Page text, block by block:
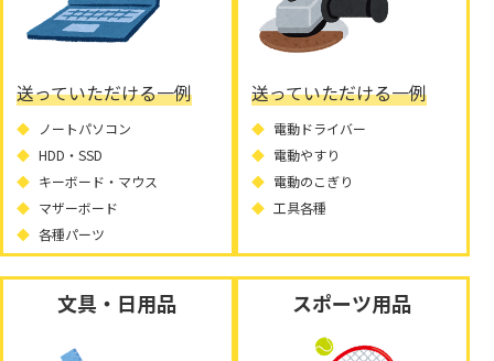
送っていただける一例
ノートパソコン
HDD・SSD
キーボード・マウス
マザーボード
各種パーツ
送っていただける一例
電動ドライバー
電動やすり
電動のこぎり
工具各種
文具・日用品 スポーツ用品